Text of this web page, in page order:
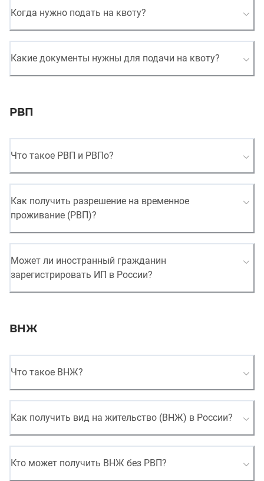
Когда нужно подать на квоту?
Какие документы нужны для подачи на квоту?
РВП
Что такое РВП и РВПо?
Как получить разрешение на временное
проживание (РВП)?
Может ли иностранный гражданин
зарегистрировать ИП в России?
ВНЖ
Что такое ВНЖ?
Как получить вид на жительство (ВНЖ) в России?
Кто может получить ВНЖ без РВП?